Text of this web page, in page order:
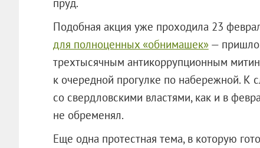
Подобная акция уже проходила 23
для полноценных «обнимашек»— пришло
трехтысячным антикоррупционным
к очередной прогулке по набережной. К
со свердловскими властями, как и в
не обременял.
Еще одна протестная тема, в которую